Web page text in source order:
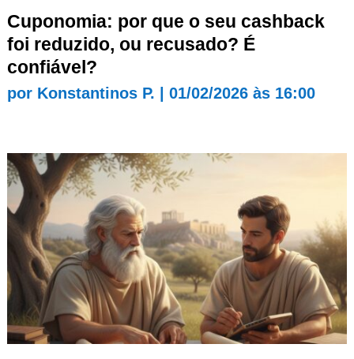
Cuponomia: por que o seu cashback
foi reduzido, ou recusado? É
confiável?
por Konstantinos P. 01/02/2026 às 16:00